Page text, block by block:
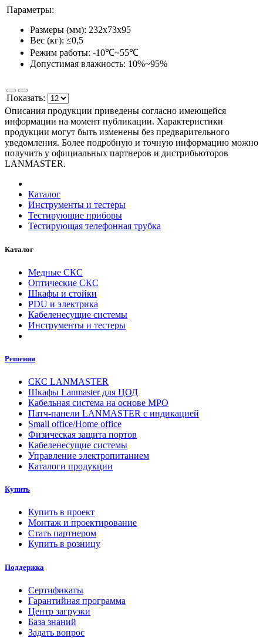
Параметры:
Размеры (мм): 232x73x95
Вес (кг): ≤0,5
Режим работы: -10℃~55℃
Допустимая влажность: 10%~95%
Показать:
Описания продукции приведены согласно имеющейся
информации на момент публикации. Характеристики
продукции могут быть изменены без предварительного
уведомления. Более подробную и точную информацию можно
получить у официальных партнеров и дистрибьюторов
LANMASTER.
Каталог
Инструменты и тестеры
Тестирующие приборы
Тестирующая телефонная трубка
Каталог
Медные СКС
Оптические СКС
Шкафы и стойки
PDU и электрика
Кабеленесущие системы
Инструменты и тестеры
Решения
СКС LANMASTER
Шкафы Lanmaster для ЦОД
Кабельная система на основе MPO
Патч-панели LANMASTER с индикацией
Small office/Home office
Физическая защита портов
Кабеленесущие системы
Управление электропитанием
Каталоги продукции
Купить
Купить в проект
Монтаж и проектирование
Стать партнером
Купить в розницу
Поддержка
Сертификаты
Гарантийная программа
Центр загрузки
База знаний
Задать вопрос